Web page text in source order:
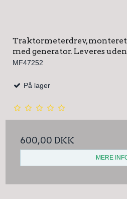
Traktormeterdrev,
med generator. Leveres
MF47252
På lager
600,00 DKK
MERE